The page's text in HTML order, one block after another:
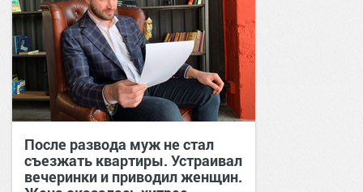
После развода муж не стал
съезжать квартиры. Устраивал
вечеринки и приводил женщин.